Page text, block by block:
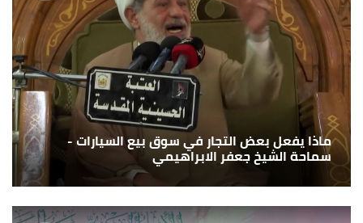
ماذا يفعل بعض التجار في سوق بيع السيارات -
سماحة الشيخ جعفر الابراهيمي